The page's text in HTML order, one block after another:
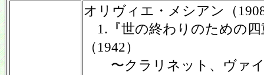
オリヴィエ・メシアン（
1.『世の終わりのための四
（1942）
〜クラリネット、ヴァイ